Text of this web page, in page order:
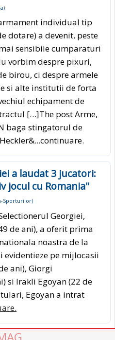
)
individual tip
dotare) a devenit, peste
sensibile cumparaturi
vorbim despre pixuri,
birou, ci despre armele
si alte institutii de forta
echipament de
[…]The post Arme,
baga stingatorul de
...continuare.
a laudat 3 jucatori:
jocul cu Romania"
Sporturilor)
Georgiei,
de ani), a oferit prima
noastra de la
evidentieze pe mijlocasii
ani), Giorgi
si Irakli Egoyan (22 de
Egoyan a intrat